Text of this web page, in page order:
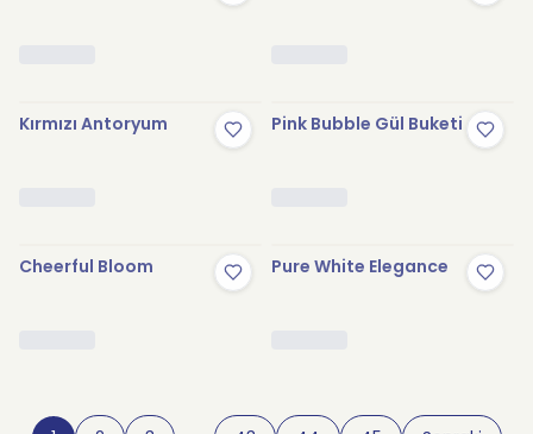
Kırmızı Antoryum Pink Bubble Gül Buketi
Cheerful Bloom Pure White Elegance